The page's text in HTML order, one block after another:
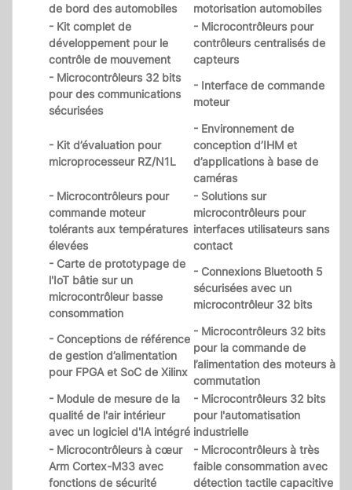
de bord des automobiles
motorisation automobiles
- Kit complet de
développement pour le
contrôle de mouvement
- Microcontrôleurs pour
contrôleurs centralisés de
capteurs
- Microcontrôleurs 32 bits
pour des communications
sécurisées
- Interface de commande
moteur
- Kit d’évaluation pour
microprocesseur RZ/N1L
- Environnement de
conception d’IHM et
d’applications à base de
caméras
- Microcontrôleurs pour
commande moteur
tolérants aux températures
élevées
- Solutions sur
microcontrôleurs pour
interfaces utilisateurs sans
contact
- Carte de prototypage de
l'IoT bâtie sur un
microcontrôleur basse
consommation
- Connexions Bluetooth 5
sécurisées avec un
microcontrôleur 32 bits
- Conceptions de référence
de gestion d’alimentation
pour FPGA et SoC de Xilinx
- Microcontrôleurs 32 bits
pour la commande de
l’alimentation des moteurs à
commutation
- Module de mesure de la
qualité de l'air intérieur
avec un logiciel d'IA intégré
- Microcontrôleurs 32 bits
pour l'automatisation
industrielle
- Microcontrôleurs à cœur
Arm Cortex-M33 avec
fonctions de sécurité
- Microcontrôleurs à très
faible consommation avec
détection tactile capacitive